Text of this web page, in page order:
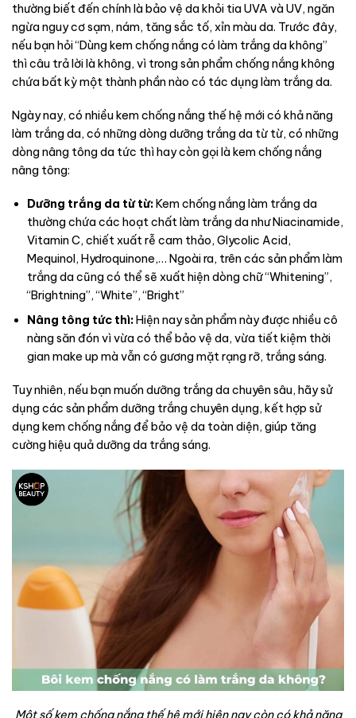
thường biết đến chính là bảo vệ da khỏi tia UVA và UV, ngăn
ngừa nguy cơ sạm, nám, tăng sắc tố, xỉn màu da. Trước đây,
nếu bạn hỏi “Dùng kem chống nắng có làm trắng da không”
thì câu trả lời là không, vì trong sản phẩm chống nắng không
chứa bất kỳ một thành phần nào có tác dụng làm trắng da.
Ngày nay, có nhiều kem chống nắng thế hệ mới có khả năng
làm trắng da, có những dòng dưỡng trắng da từ từ, có những
dòng nâng tông da tức thì hay còn gọi là kem chống nắng
nâng tông:
Dưỡng trắng da từ từ:Kem chống nắng làm trắng da
thường chứa các hoạt chất làm trắng da như Niacinamide,
Vitamin C, chiết xuất rễ cam thảo, Glycolic Acid,
Mequinol, Hydroquinone,… Ngoài ra, trên các sản phẩm làm
trắng da cũng có thể sẽ xuất hiện dòng chữ “Whitening”,
“Brightning”, “White”, “Bright”
Nâng tông tức thì:Hiện nay sản phẩm này được nhiều cô
nàng săn đón vì vừa có thể bảo vệ da, vừa tiết kiệm thời
gian make up mà vẫn có gương mặt rạng rỡ, trắng sáng.
Tuy nhiên, nếu bạn muốn dưỡng trắng da chuyên sâu, hãy sử
dụng các sản phẩm dưỡng trắng chuyên dụng, kết hợp sử
dụng kem chống nắng để bảo vệ da toàn diện, giúp tăng
cường hiệu quả dưỡng da trắng sáng.
Một số kem chống nắng thế hệ mới hiện nay còn có khả năng